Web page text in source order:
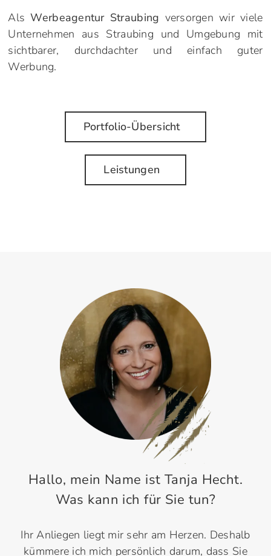
AlsWerbeagentur Straubing versorgen wir viele
Unternehmen aus Straubing und Umgebung mit
sichtbarer, durchdachter und einfach guter
Werbung.
Portfolio-Übersicht
Leistungen
Hallo, mein Name ist Tanja Hecht.
Was kann ich für Sie tun?
Ihr Anliegen liegt mir sehr am Herzen. Deshalb
kümmere ich mich persönlich darum, dass Sie